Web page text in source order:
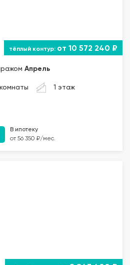
от 10 572 240 ₽
Апрель
1 этаж
В ипотеку
от 56 350 ₽/мес.